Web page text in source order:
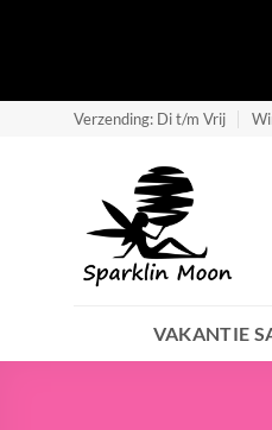
Verzending: Di t/m Vrij
VAKANTIE